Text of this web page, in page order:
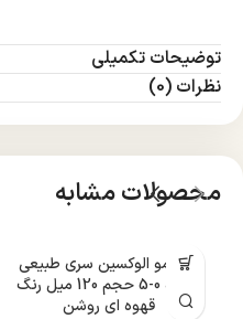
توضیحات تکمیلی
نظرات (0)
محصولات مشابه
رنگ مو الوکسین سری طبیعی
شماره 0-5 حجم 120 میل رنگ
قهوه ای روشن